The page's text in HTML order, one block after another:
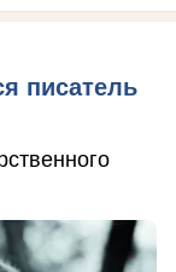
писатель